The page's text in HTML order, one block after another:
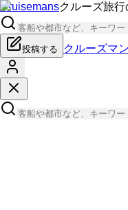
Cruisemansクルーズ旅
投稿する クルーズマ